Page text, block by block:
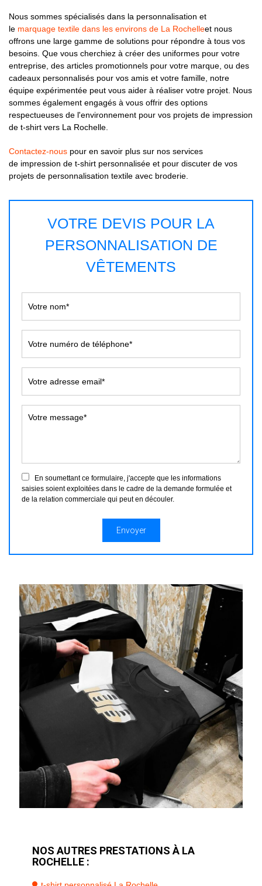
Nous sommes spécialisés dans la personnalisation et
le marquage textile dans les environs de La Rochelleet nous
offrons une large gamme de solutions pour répondre à tous vos
besoins. Que vous cherchiez à créer des uniformes pour votre
entreprise, des articles promotionnels pour votre marque, ou des
cadeaux personnalisés pour vos amis et votre famille, notre
équipe expérimentée peut vous aider à réaliser votre projet. Nous
sommes également engagés à vous offrir des options
respectueuses de l'environnement pour vos projets de impression
de t-shirt vers La Rochelle.
Contactez-nous pour en savoir plus sur nos services
de impression de t-shirt personnalisée et pour discuter de vos
projets de personnalisation textile avec broderie.
VOTRE DEVIS POUR LA
PERSONNALISATION DE
VÊTEMENTS
En soumettant ce formulaire, j'accepte que les informations
saisies soient exploitées dans le cadre de la demande formulée et
de la relation commerciale qui peut en découler.
NOS AUTRES PRESTATIONS À LA
ROCHELLE :